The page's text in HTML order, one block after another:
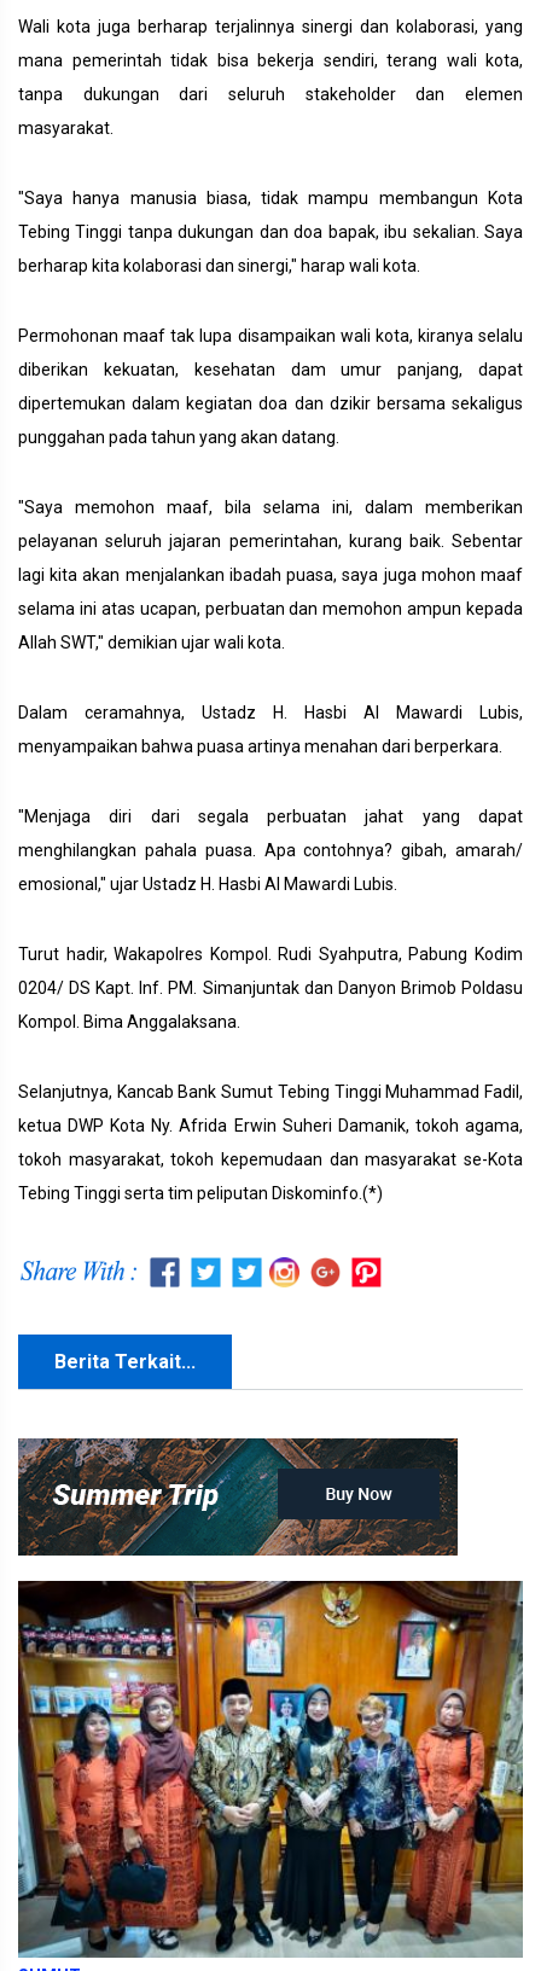
Wali kota juga berharap terjalinnya sinergi dan kolaborasi, yang
mana pemerintah tidak bisa bekerja sendiri, terang wali kota,
tanpa dukungan dari seluruh stakeholder dan elemen
masyarakat.
"Saya hanya manusia biasa, tidak mampu membangun Kota
Tebing Tinggi tanpa dukungan dan doa bapak, ibu sekalian. Saya
berharap kita kolaborasi dan sinergi," harap wali kota.
Permohonan maaf tak lupa disampaikan wali kota, kiranya selalu
diberikan kekuatan, kesehatan dam umur panjang, dapat
dipertemukan dalam kegiatan doa dan dzikir bersama sekaligus
punggahan pada tahun yang akan datang.
"Saya memohon maaf, bila selama ini, dalam memberikan
pelayanan seluruh jajaran pemerintahan, kurang baik. Sebentar
lagi kita akan menjalankan ibadah puasa, saya juga mohon maaf
selama ini atas ucapan, perbuatan dan memohon ampun kepada
Allah SWT," demikian ujar wali kota.
Dalam ceramahnya, Ustadz H. Hasbi Al Mawardi Lubis,
menyampaikan bahwa puasa artinya menahan dari berperkara.
"Menjaga diri dari segala perbuatan jahat yang dapat
menghilangkan pahala puasa. Apa contohnya? gibah, amarah/
emosional," ujar Ustadz H. Hasbi Al Mawardi Lubis.
Turut hadir, Wakapolres Kompol. Rudi Syahputra, Pabung Kodim
0204/ DS Kapt. Inf. PM. Simanjuntak dan Danyon Brimob Poldasu
Kompol. Bima Anggalaksana.
Selanjutnya, Kancab Bank Sumut Tebing Tinggi Muhammad Fadil,
ketua DWP Kota Ny. Afrida Erwin Suheri Damanik, tokoh agama,
tokoh masyarakat, tokoh kepemudaan dan masyarakat se-Kota
Tebing Tinggi serta tim peliputan Diskominfo.(*)
Berita Terkait...